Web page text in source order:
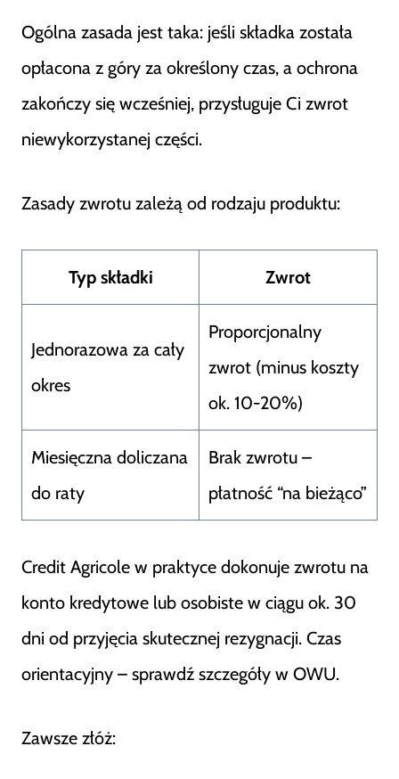
Ogólna zasada jest taka: jeśli składka została
opłacona z góry za określony czas, a ochrona
zakończy się wcześniej, przysługuje Ci zwrot
niewykorzystanej części.
Zasady zwrotu zależą od rodzaju produktu:
Typ składki Zwrot
Jednorazowa za cały
okres
Proporcjonalny
zwrot (minus koszty
ok. 10-20%)
Miesięczna doliczana
do raty
Brak zwrotu –
płatność “na bieżąco”
Credit Agricole w praktyce dokonuje zwrotu na
konto kredytowe lub osobiste w ciągu ok. 30
dni od przyjęcia skutecznej rezygnacji. Czas
orientacyjny – sprawdź szczegóły w OWU.
Zawsze złóż: